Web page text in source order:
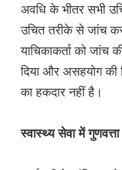
अवधि के भीतर सभी
उचित तरीके से जांच
याचिकाकर्ता को जांच
दिया और असहयोग की
का हकदार नहीं है।
स्वास्थ्य सेवा में